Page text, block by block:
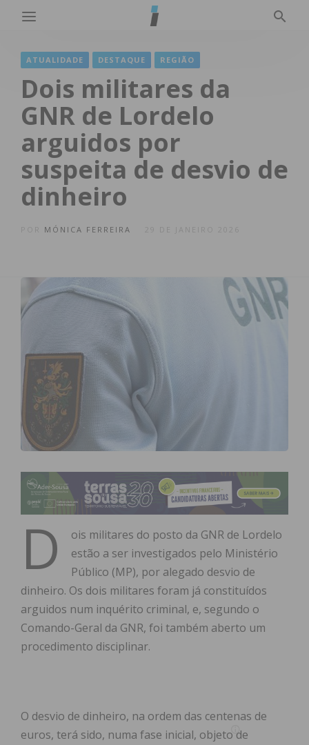
ATUALIDADE DESTAQUE REGIÃO
Dois militares da
GNR de Lordelo
arguidos por
suspeita de desvio de
dinheiro
MÓNICA FERREIRA 29 DE JANEIRO 2026
D
ois militares do posto da GNR de Lordelo
estão a ser investigados pelo Ministério
Público (MP), por alegado desvio de
dinheiro. Os dois militares foram já constituídos
arguidos num inquérito criminal, e, segundo o
Comando-Geral da GNR, foi também aberto um
procedimento disciplinar.
O desvio de dinheiro, na ordem das centenas de
euros, terá sido, numa fase inicial, objeto de